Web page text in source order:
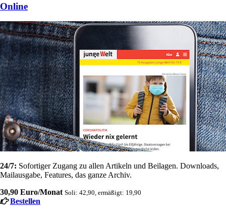
Online
24/7: Sofortiger Zugang zu allen Artikeln und Beilagen. Downloads,
Mailausgabe, Features, das ganze Archiv.
30,90 Euro/Monat Soli: 42,90, ermäßigt: 19,90
Bestellen